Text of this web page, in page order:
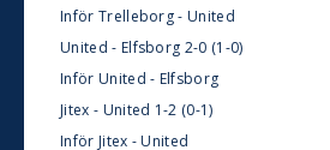
Inför Trelleborg - United
United - Elfsborg 2-0 (1-0)
Inför United - Elfsborg
Jitex - United 1-2 (0-1)
Inför Jitex - United